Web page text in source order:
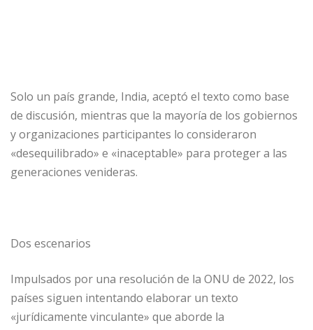
Solo un país grande, India, aceptó el texto como base
de discusión, mientras que la mayoría de los gobiernos
y organizaciones participantes lo consideraron
«desequilibrado» e «inaceptable» para proteger a las
generaciones venideras.
Dos escenarios
Impulsados por una resolución de la ONU de 2022, los
países siguen intentando elaborar un texto
«jurídicamente vinculante» que aborde la